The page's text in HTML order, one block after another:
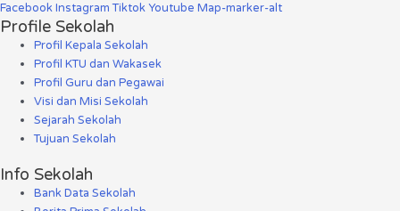
FacebookInstagram TiktokYoutube Map-marker-alt
Profile Sekolah
Profil Kepala Sekolah
Profil KTU dan Wakasek
Profil Guru dan Pegawai
Visi dan Misi Sekolah
Sejarah Sekolah
Tujuan Sekolah
Info Sekolah
Bank Data Sekolah